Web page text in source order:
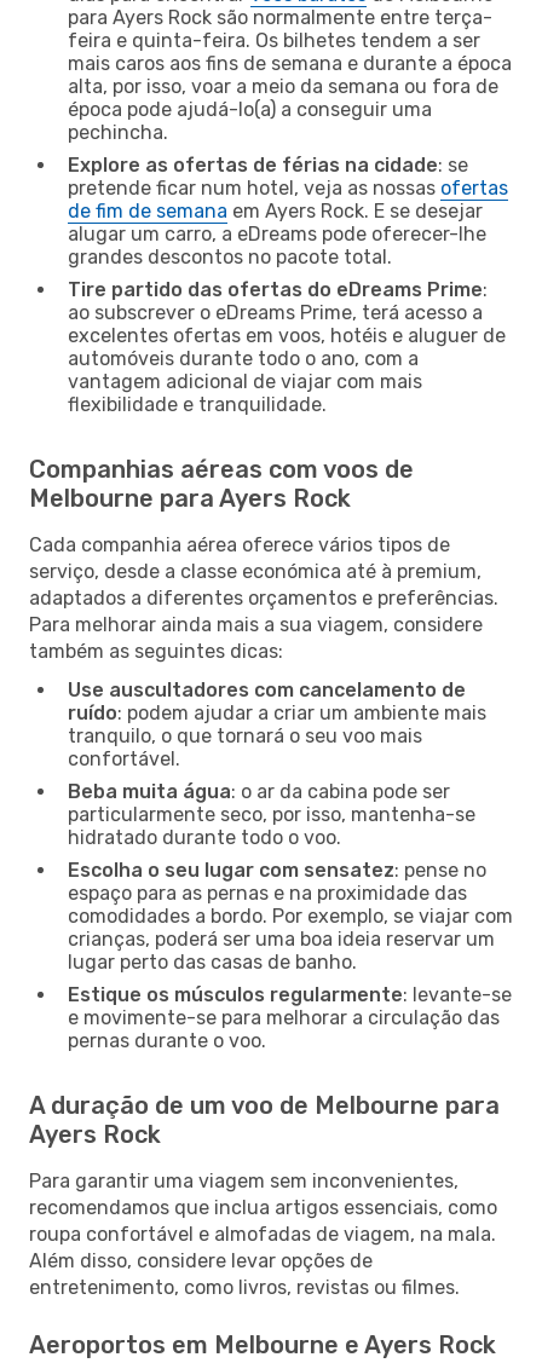
para Ayers Rock são normalmente entre terça-
feira e quinta-feira. Os bilhetes tendem a ser
mais caros aos fins de semana e durante a época
alta, por isso, voar a meio da semana ou fora de
época pode ajudá-lo(a) a conseguir uma
pechincha.
Explore as ofertas de férias na cidade: se
pretende ficar num hotel, veja as nossas ofertas
de fim de semana em Ayers Rock. E se desejar
alugar um carro, a eDreams pode oferecer-lhe
grandes descontos no pacote total.
Tire partido das ofertas do eDreams Prime:
ao subscrever o eDreams Prime, terá acesso a
excelentes ofertas em voos, hotéis e aluguer de
automóveis durante todo o ano, com a
vantagem adicional de viajar com mais
flexibilidade e tranquilidade.
Companhias aéreas com voos de
Melbourne para Ayers Rock
Cada companhia aérea oferece vários tipos de
serviço, desde a classe económica até à premium,
adaptados a diferentes orçamentos e preferências.
Para melhorar ainda mais a sua viagem, considere
também as seguintes dicas:
Use auscultadores com cancelamento de
ruído: podem ajudar a criar um ambiente mais
tranquilo, o que tornará o seu voo mais
confortável.
Beba muita água: o ar da cabina pode ser
particularmente seco, por isso, mantenha-se
hidratado durante todo o voo.
Escolha o seu lugar com sensatez: pense no
espaço para as pernas e na proximidade das
comodidades a bordo. Por exemplo, se viajar com
crianças, poderá ser uma boa ideia reservar um
lugar perto das casas de banho.
Estique os músculos regularmente: levante-se
e movimente-se para melhorar a circulação das
pernas durante o voo.
A duração de um voo de Melbourne para
Ayers Rock
Para garantir uma viagem sem inconvenientes,
recomendamos que inclua artigos essenciais, como
roupa confortável e almofadas de viagem, na mala.
Além disso, considere levar opções de
entretenimento, como livros, revistas ou filmes.
Aeroportos em Melbourne e Ayers Rock